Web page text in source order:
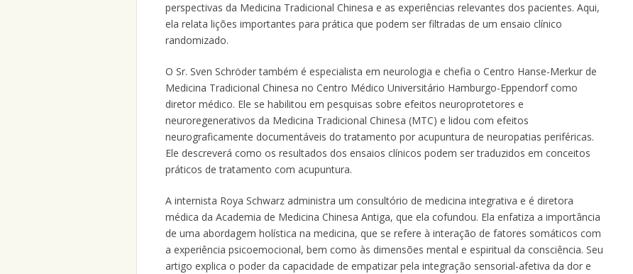
perspectivas da Medicina Tradicional Chinesa e as experiências relevantes dos pacientes. Aqui,
ela relata lições importantes para prática que podem ser filtradas de um ensaio clínico
randomizado.
O Sr. Sven Schröder também é especialista em neurologia e chefia o Centro Hanse-Merkur de
Medicina Tradicional Chinesa no Centro Médico Universitário Hamburgo-Eppendorf como
diretor médico. Ele se habilitou em pesquisas sobre efeitos neuroprotetores e
neuroregenerativos da Medicina Tradicional Chinesa (MTC) e lidou com efeitos
neurograficamente documentáveis do tratamento por acupuntura de neuropatias periféricas.
Ele descreverá como os resultados dos ensaios clínicos podem ser traduzidos em conceitos
práticos de tratamento com acupuntura.
A internista Roya Schwarz administra um consultório de medicina integrativa e é diretora
médica da Academia de Medicina Chinesa Antiga, que ela cofundou. Ela enfatiza a importância
de uma abordagem holística na medicina, que se refere à interação de fatores somáticos com
a experiência psicoemocional, bem como às dimensões mental e espiritual da consciência. Seu
artigo explica o poder da capacidade de empatizar pela integração sensorial-afetiva da dor e